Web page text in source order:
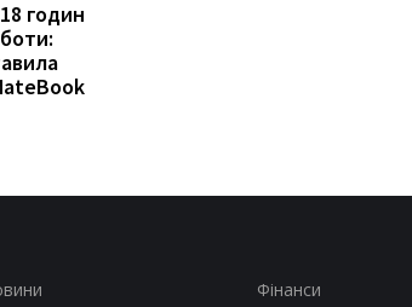
годин
Фінанси